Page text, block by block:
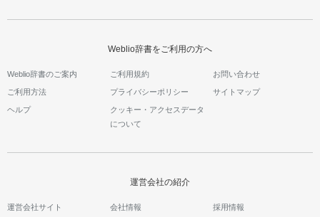
Weblio辞書をご利用の方へ
Weblio辞書のご案内 ご利用規約 お問い合わせ
ご利用方法 プライバシーポリシー サイトマップ
ヘルプ
クッキー・アクセスデータ
について
運営会社の紹介
運営会社サイト 会社情報 採用情報